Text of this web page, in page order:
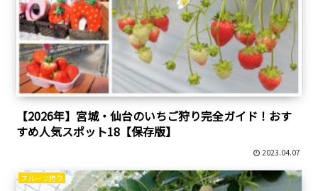
【2026年】宮城・仙台のいちご狩り完全ガイド！おす
すめ人気スポット18【保存版】
2023.04.07
フルーツ狩り